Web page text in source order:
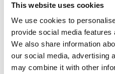
This website uses cookies
We use cookies to
provide social media
We also share information
our social media, advertising
may combine it with other
Doelstelling
1. Het bevorderen van
de lichtkunst, en het
maatschappelijke